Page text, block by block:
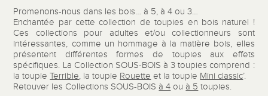
Promenons-nous dans les bois… à 5, à 4 ou 3…
Enchantée par cette collection de toupies en bois naturel !
Ces collections pour adultes et/ou collectionneurs sont
intéressantes, comme un hommage à la matière bois, elles
présentent différentes formes de toupies aux effets
spécifiques. La Collection SOUS-BOIS à 3 toupies comprend :
la toupieTerrible, la toupie Rouette et la toupie Mini classic’.
Retouver les Collections SOUS-BOIS à 4 ou à 5 toupies.